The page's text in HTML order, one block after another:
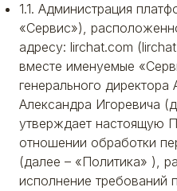
1.1. Администрация
«Сервис»),
адресу: lirchat.com
вместе именуемые
генерального
Александра Игоревича
утверждает настоящую
отношении обработки
(далее – «Политика» ),
исполнение требований